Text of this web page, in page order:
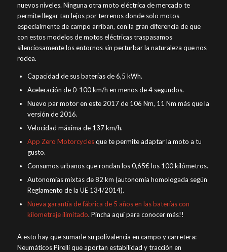
nuevos niveles. Ninguna otra moto eléctrica de mercado te
permite llegar tan lejos por terrenos donde solo motos
especialmente de campo arriban, con la gran diferencia de que
con estos modelos de motos eléctricas traspasamos
silenciosamente los entornos sin perturbar la naturaleza que nos
rodea.
Capacidad de sus baterías de 6,5 kWh.
Aceleración de 0-100 km/h en menos de 4 segundos.
Nuevo par motor en este 2017 de 106 Nm, 11 Nm más que la
versión de 2016.
Velocidad máxima de 137 km/h.
App Zero Motorcyclesque te permite adaptar la moto a tu
gusto.
Consumos urbanos que rondan los 0,65€ los 100 kilómetros.
Autonomías mixtas de 82 km (autonomía homologada según
Reglamento de la UE 134/2014).
Nueva garantía de fábrica de 5 años en las baterías con
kilometraje ilimitado. Pincha aquí para conocer más!!
A esto hay que sumarle su polivalencia en campo y carretera:
Neumáticos Pirelli que aportan estabilidad y tracción en